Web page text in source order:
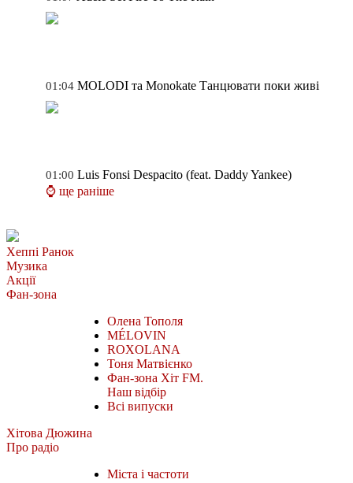
01:04 MOLODI та Monokate Танцювати поки живі
01:00 Luis Fonsi Despacito (feat. Daddy Yankee)
⌚ ще раніше
Хеппі Ранок
Музика
Акції
Фан-зона
Олена Тополя
MÉLOVIN
ROXOLANA
Тоня Матвієнко
Фан-зона Хіт FM.
Наш відбір
Всі випуски
Хітова Дюжина
Про радіо
Міста і частоти